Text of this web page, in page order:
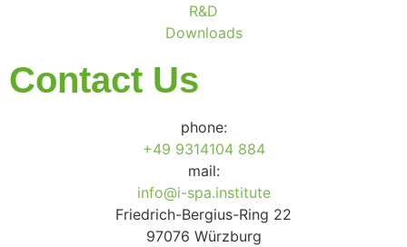
R&D
Downloads
Contact Us
phone:
+49 9314104 884
mail:
info@i-spa.institute
Friedrich-Bergius-Ring 22
97076 Würzburg